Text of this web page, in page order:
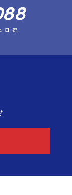
日・祝